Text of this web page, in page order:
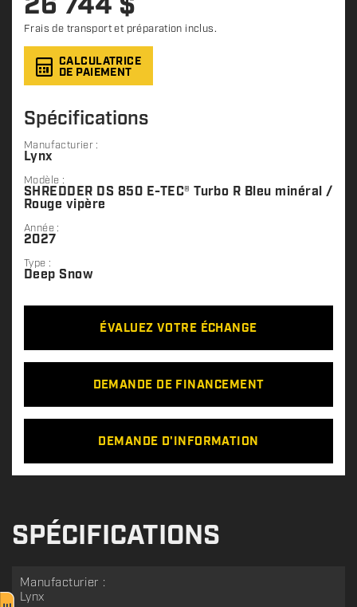
Frais de transport et préparation inclus.
CALCULATRICE
DE PAIEMENT
Spécifications
Manufacturier :
Lynx
Modèle :
SHREDDER DS 850 E-TEC® Turbo R Bleu minéral /
Rouge vipère
Année :
2027
Type :
Deep Snow
ÉVALUEZ VOTRE ÉCHANGE
DEMANDE DE FINANCEMENT
DEMANDE D'INFORMATION
SPÉCIFICATIONS
Manufacturier :
Lynx